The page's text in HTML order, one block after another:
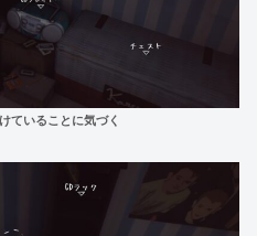
ていることに気づく